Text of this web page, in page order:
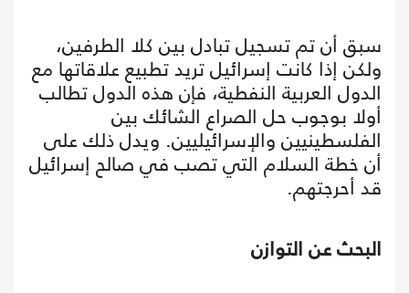
سبق أن تم تسجيل تبادل بين كلا الطرفين،
ولكن إذا كانت إسرائيل تريد تطبيع علاقاتها مع
الدول العربية النفطية، فإن هذه الدول تطالب
أولا بوجوب حل الصراع الشائك بين
الفلسطينيين والإسرائيليين. ويدل ذلك على
أن خطة السلام التي تصب في صالح إسرائيل
قد أحرجتهم.
البحث عن التوازن